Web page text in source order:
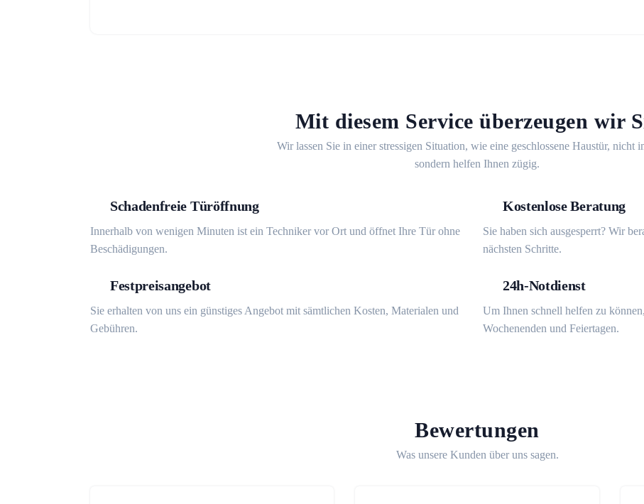
Mit diesem Service überzeugen wir
Wir lassen Sie in einer stressigen Situation, wie eine geschlossene Haustür, nicht
sondern helfen Ihnen zügig.
Schadenfreie Türöffnung
Innerhalb von wenigen Minuten ist ein Techniker vor Ort und öffnet Ihre Tür ohne
Beschädigungen.
Kostenlose Beratung
Sie haben sich ausgesperrt? Wir
nächsten Schritte.
Festpreisangebot
Sie erhalten von uns ein günstiges Angebot mit sämtlichen Kosten, Materialen und
Gebühren.
24h-Notdienst
Um Ihnen schnell helfen zu
Wochenenden und Feiertagen.
Bewertungen
Was unsere Kunden über uns sagen.